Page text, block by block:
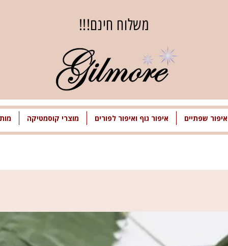
משלוח חינם!!!
איפור שפתיים איפור גוף ואיפור לפורים מוצרי קוסמטיקה